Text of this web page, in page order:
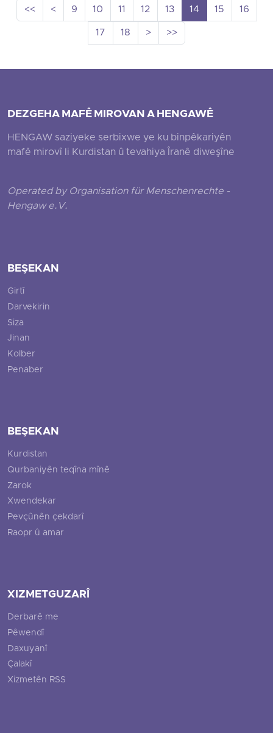
<< < 9 10 11 12 13 14 15
16
17
18 > >>
DEZGEHA MAFÊ MIROVAN A HENGAWÊ
HENGAW saziyeke serbixwe ye ku binpêkariyên
mafê mirovî li Kurdistan û tevahiya Îranê diweşîne
Operated by Organisation für Menschenrechte -
Hengaw e.V.
BEŞEKAN
Girtî
Darvekirin
Siza
Jinan
Kolber
Penaber
BEŞEKAN
Kurdistan
Qurbaniyên teqîna mînê
Zarok
Xwendekar
Pevçûnên çekdarî
Raopr û amar
XIZMETGUZARÎ
Derbarê me
Pêwendî
Daxuyanî
Çalakî
Xizmetên RSS